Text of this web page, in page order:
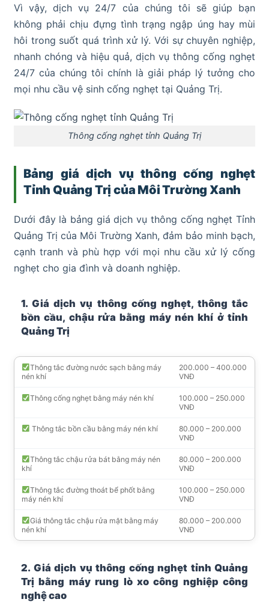
Vì vậy, dịch vụ 24/7 của chúng tôi sẽ giúp bạn
không phải chịu đựng tình trạng ngập úng hay mùi
hôi trong suốt quá trình xử lý. Với sự chuyên nghiệp,
nhanh chóng và hiệu quả, dịch vụ thông cống nghẹt
24/7 của chúng tôi chính là giải pháp lý tưởng cho
mọi nhu cầu vệ sinh cống nghẹt tại Quảng Trị.
Thông cống nghẹt tỉnh Quảng Trị
Bảng giá dịch vụ thông cống nghẹt
Tỉnh Quảng Trị của Môi Trường Xanh
Dưới đây là bảng giá dịch vụ thông cống nghẹt Tỉnh
Quảng Trị của Môi Trường Xanh, đảm bảo minh bạch,
cạnh tranh và phù hợp với mọi nhu cầu xử lý cống
nghẹt cho gia đình và doanh nghiệp.
1. Giá dịch vụ thông cống nghẹt, thông tắc
bồn cầu, chậu rửa bằng máy nén khí ở tỉnh
Quảng Trị
Thông tắc đường nước sạch bằng máy
nén khí
200.000 – 400.000
VNĐ
Thông cống nghẹt bằng máy nén khí
100.000 – 250.000
VNĐ
Thông tắc bồn cầu bằng máy nén khí
80.000 – 200.000
VNĐ
Thông tắc chậu rửa bát bằng máy nén
khí
80.000 – 200.000
VNĐ
Thông tắc đường thoát bể phốt bằng
máy nén khí
100.000 – 250.000
VNĐ
Giá thông tắc chậu rửa mặt bằng máy
nén khí
80.000 – 200.000
VNĐ
2. Giá dịch vụ thông cống nghẹt tỉnh Quảng
Trị bằng máy rung lò xo công nghiệp công
nghệ cao